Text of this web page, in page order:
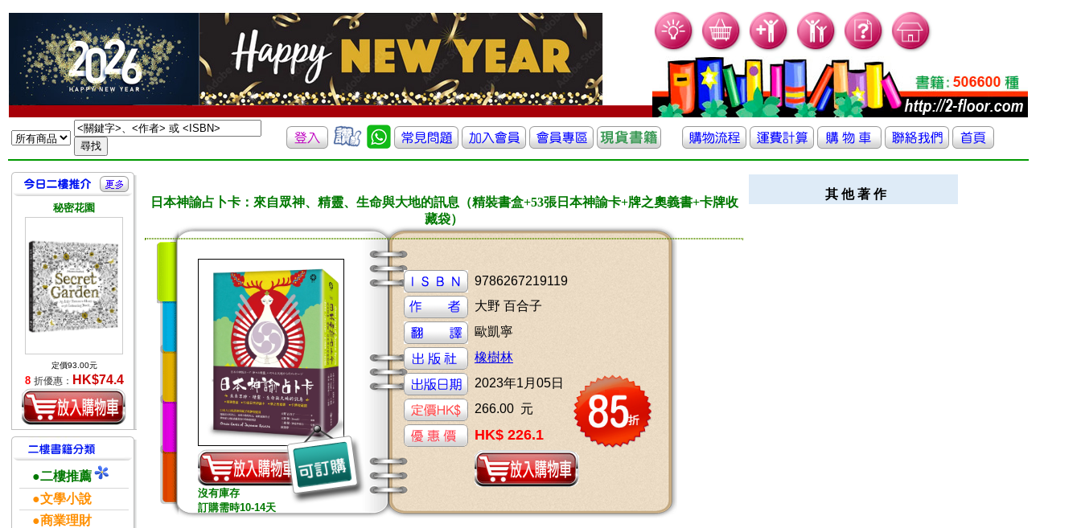
秘密花園
定價93.00元
8 折優惠： HK$74.4
●二樓推薦
●文學小說
●商業理財
日本神諭占卜卡：來自眾神、精靈、生命與大地的訊息（精裝書盒+53張日本神諭卡+牌之奧義書+卡牌收
藏袋）
沒有庫存
訂購需時10-14天
9786267219119
大野 百合子
歐凱寧
橡樹林
2023年1月05日
266.00 元
HK$ 226.1
其 他 著 作